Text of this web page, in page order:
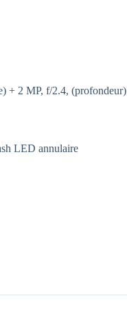
+ 2 MP, f/2.4, (profondeur)
LED annulaire